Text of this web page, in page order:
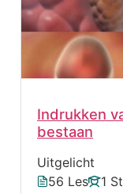
Indrukken
bestaan
Uitgelicht
56 Les
1